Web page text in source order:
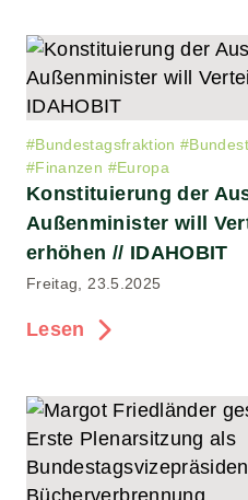
#Bundestagsfraktion #
#Finanzen #Europa
Konstituierung der
Außenminister will
erhöhen // IDAHOBIT
Freitag, 23.5.2025
Lesen